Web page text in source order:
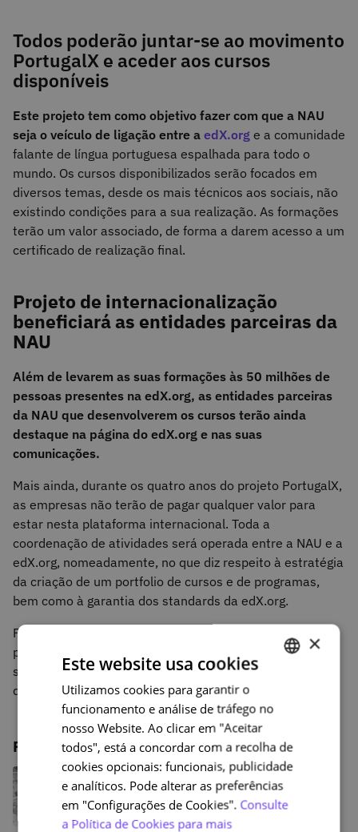
Todos poderão juntar-se ao movimento
PortugalX e aceder aos cursos
disponíveis
Este projeto tem como objetivo fazer com que a NAU
seja o veículo de ligação entre a edX.org e a comunidade
falante de língua portuguesa espalhada para todo o
mundo. Os cursos disponibilizados serão focados em
diversos temas, desde os mais técnicos aos sociais, não
existindo condições para a sua realização. As formações
terão um valor associado, de forma a darem acesso a um
certificado de realização final.
Projeto de internacionalização
beneficiará as entidades parceiras da
NAU
Além de levarem as suas formações às 50 milhões de
pessoas presentes na edX.org, as entidades parceiras
da NAU que desenvolverem os cursos terão ainda
destaque na página do edX.org e nas suas
comunicações.
Mais ainda, durante os quatro anos do projeto PortugalX,
as empresas não terão de pagar qualquer valor para
estar nesta plataforma internacional. Toda a
coordenação de atividades será operada entre a NAU e a
edX.org, nomeadamente, no que diz respeito à estratégia
da criação de um portfolio de cursos e de programas,
bem como à garantia dos standards da edX.org.
Para entrarem na edX.org, os cursos terão ainda de
passar por uma primeira edição em nau.edu.pt, para que
seja feita uma análise prévia no que respeita à sua
qualidade. Mais informações para os parceiros
Publicações relacionadas
Da sátira de Bordalo Pinheiro à BD
contemporânea: NAU lança
programa de cursos sobre a História
da Banda Desenhada Portuguesa
ENGLISH
×
Este website usa cookies
Utilizamos cookies para garantir o
funcionamento e análise de tráfego no
nosso Website. Ao clicar em "Aceitar
todos", está a concordar com a recolha de
cookies opcionais: funcionais, publicidade
e analíticos. Pode alterar as preferências
em "Configurações de Cookies". Consulte
a Política de Cookies para mais